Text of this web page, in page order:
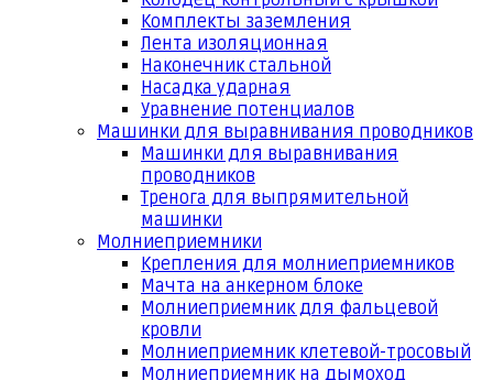
Комплекты заземления
Лента изоляционная
Наконечник стальной
Насадка ударная
Уравнение потенциалов
Машинки для выравнивания проводников
Машинки для выравнивания
проводников
Тренога для выпрямительной
машинки
Молниеприемники
Крепления для молниеприемников
Мачта на анкерном блоке
Молниеприемник для фальцевой
кровли
Молниеприемник клетевой-тросовый
Молниеприемник на дымоход